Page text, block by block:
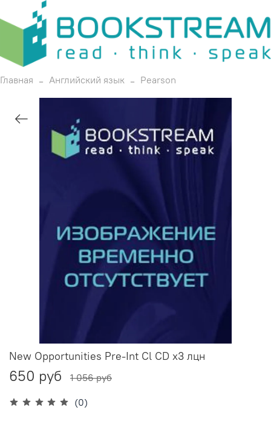
Главная Английский язык Pearson
(0)
New Opportunities Pre-Int Cl CD x3 лцн
650 руб 1 056 руб